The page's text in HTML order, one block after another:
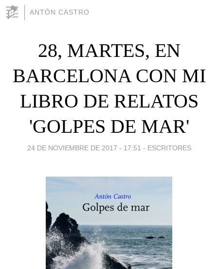
ANTÓN CASTRO
28, MARTES, EN
BARCELONA CON MI
LIBRO DE RELATOS
'GOLPES DE MAR'
24 DE NOVIEMBRE DE 2017 - 17:51 - ESCRITORES